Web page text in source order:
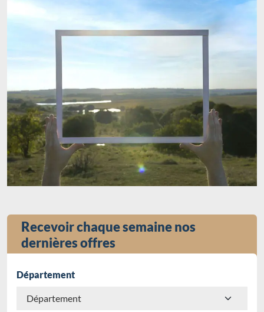
Recevoir chaque semaine nos
dernières offres
Département